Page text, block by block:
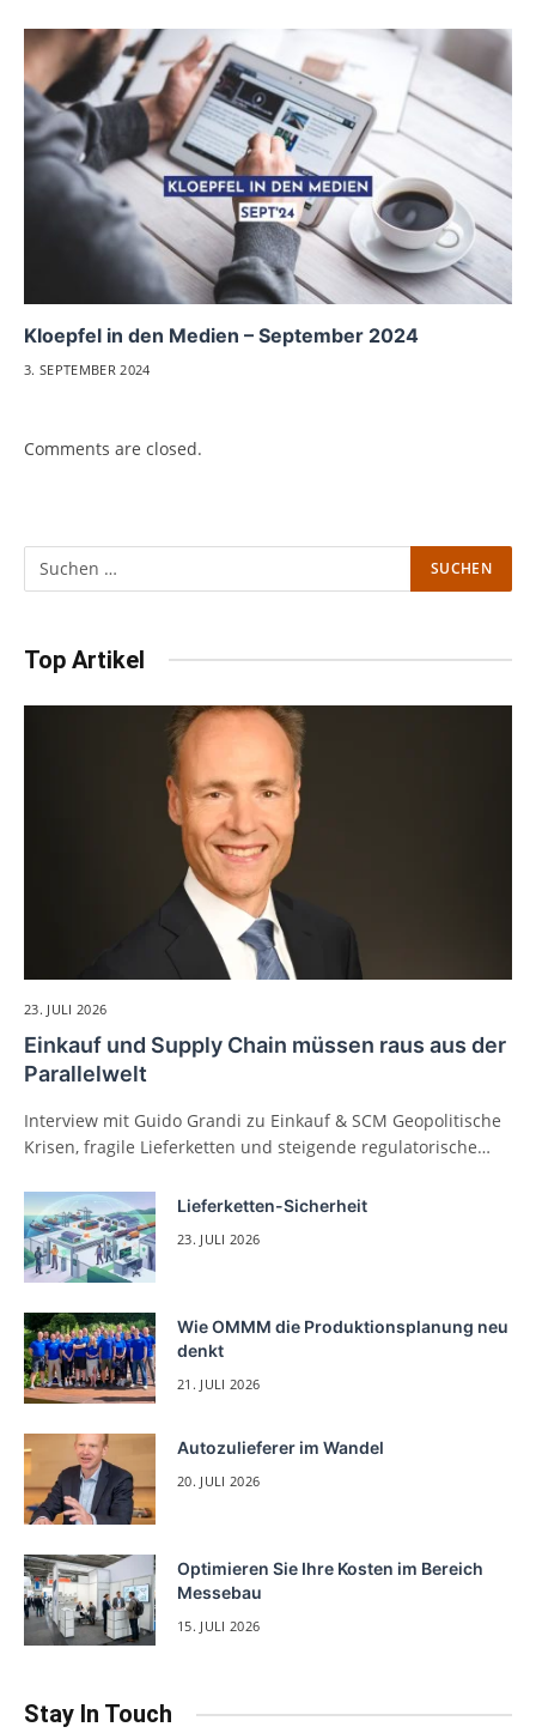
Kloepfel in den Medien – September 2024
3. SEPTEMBER 2024
Comments are closed.
Top Artikel
23. JULI 2026
Einkauf und Supply Chain müssen raus aus der
Parallelwelt
Interview mit Guido Grandi zu Einkauf & SCM Geopolitische
Krisen, fragile Lieferketten und steigende regulatorische…
Lieferketten-Sicherheit
23. JULI 2026
Wie OMMM die Produktionsplanung neu
denkt
21. JULI 2026
Autozulieferer im Wandel
20. JULI 2026
Optimieren Sie Ihre Kosten im Bereich
Messebau
15. JULI 2026
Stay In Touch